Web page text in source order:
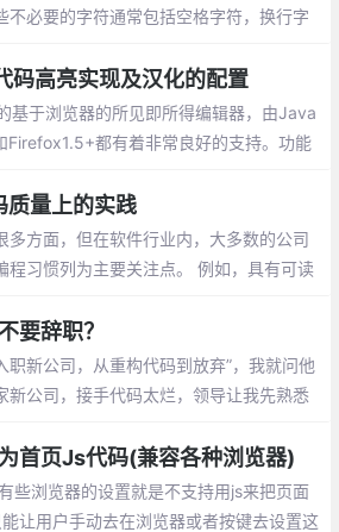
不必要的字符通常包括空格字符，换行字
高亮实现及汉化的配置
基于浏览器的所见即所得编辑器，由Java
都有着非常良好的支持。功能
量上的实践
多方面，但在软件行业内，大多数的公司
程习惯列为主要关注点。 例如，具有可读
代码更易于理解和修改。
要辞职？
职新公司，从重构代码到放弃”，我就问他
新公司，接手代码太烂，领导让我先熟悉
首页Js代码(兼容各种浏览器)
些浏览器的设置就是不支持用js来把页面
让用户手动去在浏览器或者按键去设置这